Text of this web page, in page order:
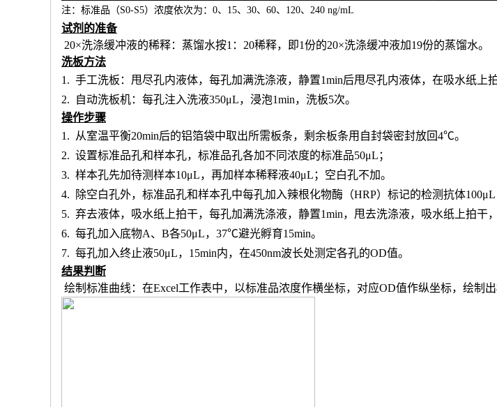
注：标准品（S0-S5）浓度依次为： 0、15、30、60、120、240 ng/mL
试剂的准备
20×洗涤缓冲液的稀释：蒸馏水按1：20稀释，即1份的20×洗涤缓冲液加19份的蒸馏水。
洗板方法
1. 手工洗板：甩尽孔内液体，每孔加满洗涤液，静置1min后甩尽孔内液体，在吸水纸上
2.
自动洗板机：每孔注入洗液350μL，浸泡1min，洗板5次。
操作步骤
1.
从室温平衡20min后的铝箔袋中取出所需板条，剩余板条用自封袋密封放回4℃。
2. 设置标准品孔和样本孔，标准品孔各加不同浓度的标准品50μL；
3. 样本孔先加待测样本10μL，再加样本稀释液40μL； 空白孔不加。
4.
除空白孔外， 标准品孔和样本孔中每孔加入辣根化物酶（HRP）标记的检测抗体
5. 弃去液体，吸水纸上拍干，每孔加满洗涤液，静置1min，甩去洗涤液，吸水纸上拍干
6. 每孔加入底物A、B各50μL，37℃避光孵育15min。
7. 每孔加入终止液50μL，15min内，在450nm波长处测定各孔的OD值。
结果判断
绘制标准曲线：在Excel工作表中，以标准品浓度作横坐标，对应OD值作纵坐标，绘制